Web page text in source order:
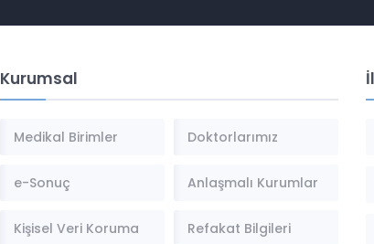
Kurumsal
Medikal Birimler Doktorlarımız
e-Sonuç Anlaşmalı Kurumlar
Kişisel Veri Koruma
Refakat Bilgileri